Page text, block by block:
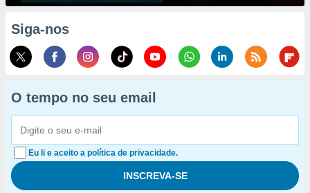
Siga-nos
O tempo no seu email
Eu li e aceito a política de privacidade.